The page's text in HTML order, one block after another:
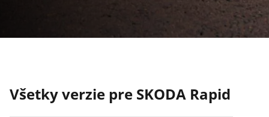
Všetky verzie pre SKODA Rapid